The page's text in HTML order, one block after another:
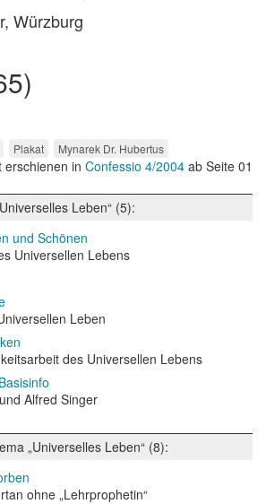
Würzburg
Plakat Mynarek Dr. Hubertus
erschienen in Confessio 4/2004 ab Seite 01
Leben“ (5):
und Schönen
Universellen Lebens
Leben
des Universellen Lebens
Alfred Singer
„Universelles Leben“ (8):
ohne „Lehrprophetin“